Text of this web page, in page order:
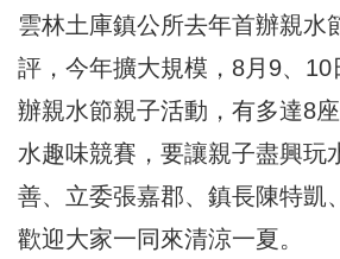
雲林土庫鎮公所去年首辦親水
評，今年擴大規模，8月9、
辦親水節親子活動，有多達8
水趣味競賽，要讓親子盡興玩
善、立委張嘉郡、鎮長陳特凱
歡迎大家一同來清涼一夏。